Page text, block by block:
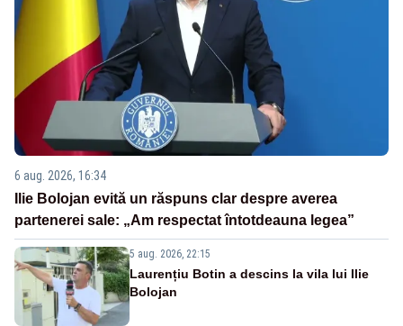
6 aug. 2026, 16:34
Ilie Bolojan evită un răspuns clar despre averea
partenerei sale: „Am respectat întotdeauna legea”
5 aug. 2026, 22:15
Laurențiu Botin a descins la vila lui Ilie
Bolojan